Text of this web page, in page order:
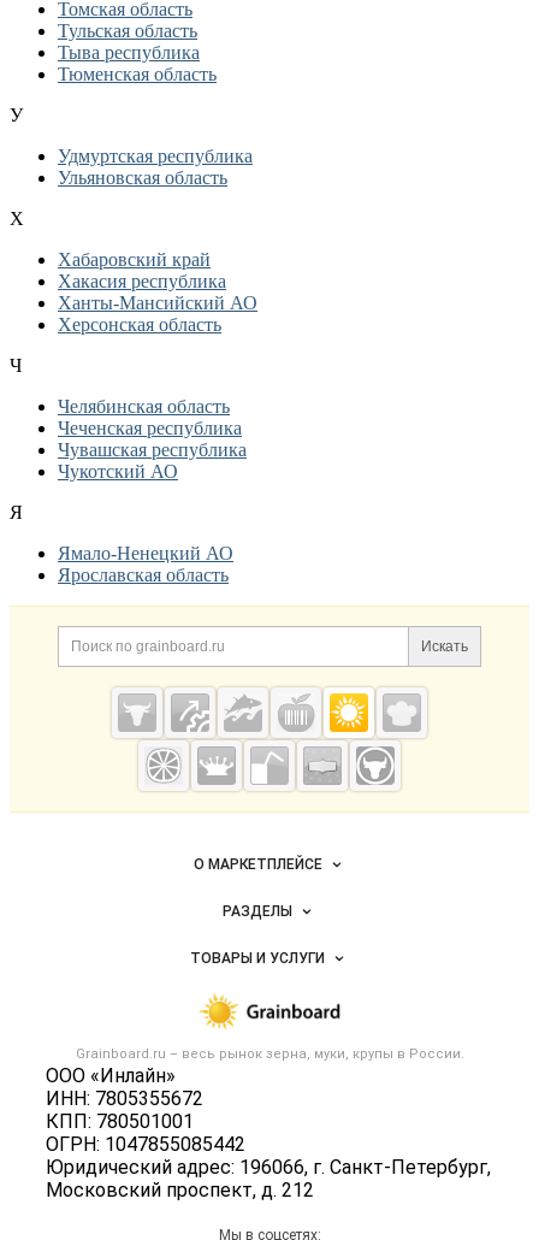
Томская область
Тульская область
Тыва республика
Тюменская область
У
Удмуртская республика
Ульяновская область
Х
Хабаровский край
Хакасия республика
Ханты-Мансийский АО
Херсонская область
Ч
Челябинская область
Чеченская республика
Чувашская республика
Чукотский АО
Я
Ямало-Ненецкий АО
Ярославская область
Дополнительная информация
Поиск по сайту и
Искать
Cсылки на полезные проекты
Grainboard.ru
— зерно и
мука
Важные разделы и контакты
Grainboard.ru – весь рынок зерна, муки, крупы в России.
ООО «Инлайн»
ИНН: 7805355672
КПП: 780501001
ОГРН: 1047855085442
Юридический адрес: 196066, г. Санкт-Петербург,
Московский проспект, д. 212
Навигация по сайтуО МАРКЕТПЛЕЙСЕ
Новости Grainboard.ru
Размещение рекламы
Публичная оферта
Контактная информация
Политика обработки персональных данных
РАЗДЕЛЫ
Объявления
Новости рынка
ТОВАРЫ И УСЛУГИ
Мука
Оборудование
Прочее
Мы в соцсетях: